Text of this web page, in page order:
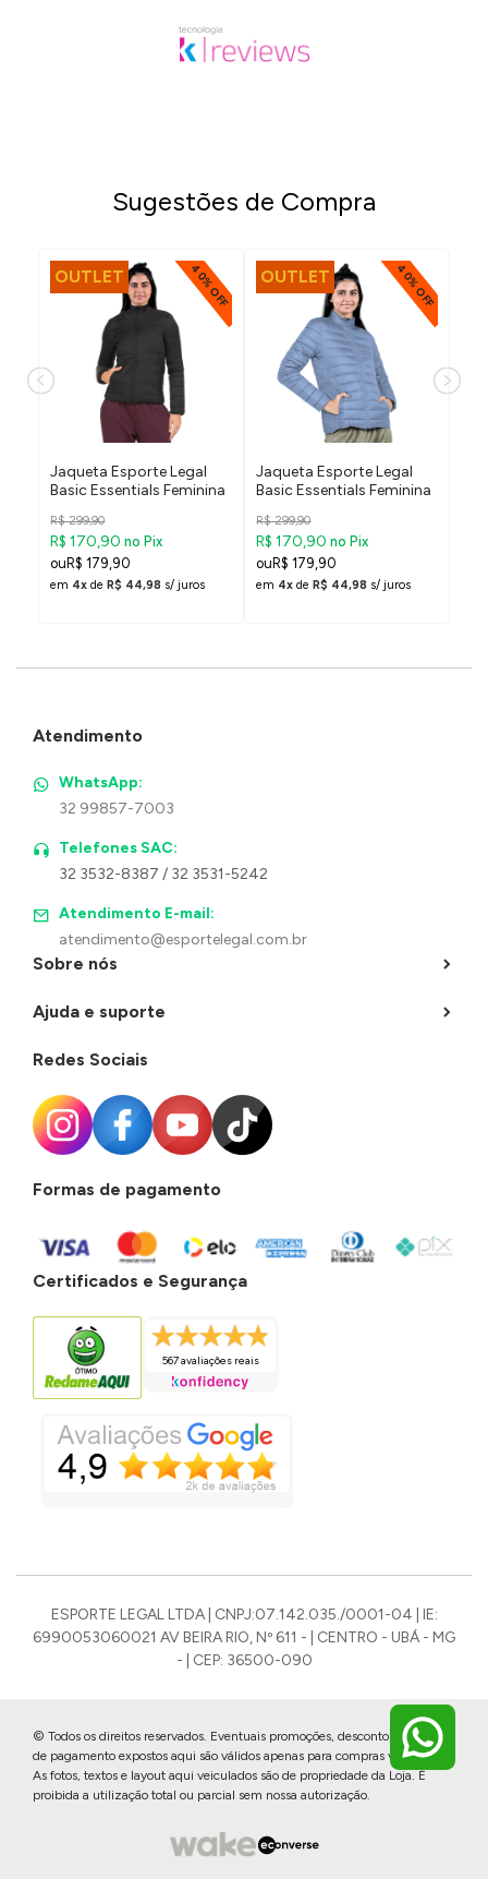
Sugestões de Compra
OUTLET 40% OFF
Jaqueta Esporte Legal
Basic Essentials Feminina
R$ 299,90
R$ 170,90no Pix
R$ 179,90
em 4x de R$ 44,98 s/ juros
OUTLET 40% OFF
Jaqueta Esporte Legal
Basic Essentials Feminina
R$ 299,90
R$ 170,90no Pix
R$ 179,90
em 4x de R$ 44,98 s/ juros
Atendimento
WhatsApp:
32 99857-7003
Telefones SAC:
32 3532-8387 / 32 3531-5242
Atendimento E-mail:
atendimento@esportelegal.com.br
Sobre nós
Ajuda e suporte
Redes Sociais
Formas de pagamento
Certificados e Segurança
567 avaliações reais
ESPORTE LEGAL LTDA | CNPJ:07.142.035./0001-04 | IE:
6990053060021 AV BEIRA RIO, Nº 611 - | CENTRO - UBÁ - MG
- | CEP: 36500-090
© Todos os direitos reservados. Eventuais promoções, descontos e prazos
de pagamento expostos aqui são válidos apenas para compras via internet.
As fotos, textos e layout aqui veiculados são de propriedade da Loja. É
proibida a utilização total ou parcial sem nossa autorização.